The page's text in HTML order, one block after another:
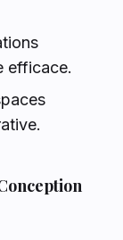
efficace.